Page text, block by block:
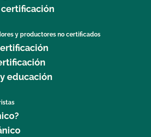
y productores no certificados
educación